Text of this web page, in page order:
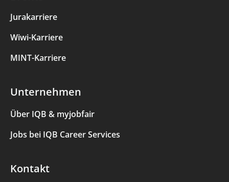
Jurakarriere
Wiwi-Karriere
MINT-Karriere
Unternehmen
Über IQB & myjobfair
Jobs bei IQB Career Services
Kontakt